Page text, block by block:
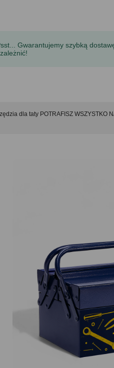
Gwarantujemy szybką
dla taty POTRAFISZ WSZYSTKO